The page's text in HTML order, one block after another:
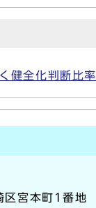
健全化判断比
宮本町1番地